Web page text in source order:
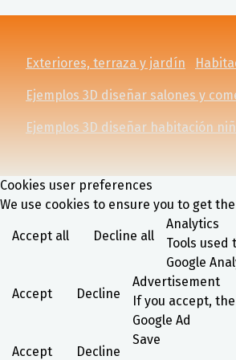
Exteriores, terraza y jardín
Ejemplos 3D diseñar salones y
Ejemplos 3D diseñar habitación
Cookies user preferences
We use cookies to ensure you to get
Accept all Decline all
Analytics
Tools
Google
Accept Decline
Advertisement
If you accept,
Google Ad
Accept Decline
Save